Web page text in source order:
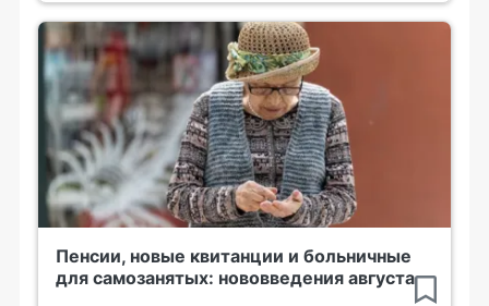
Пенсии, новые квитанции и больничные
для самозанятых: нововведения августа